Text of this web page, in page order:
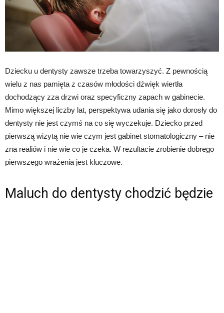
Dziecku u dentysty zawsze trzeba towarzyszyć. Z pewnością
wielu z nas pamięta z czasów młodości dźwięk wiertła
dochodzący zza drzwi oraz specyficzny zapach w gabinecie.
Mimo większej liczby lat, perspektywa udania się jako dorosły do
dentysty nie jest czymś na co się wyczekuje. Dziecko przed
pierwszą wizytą nie wie czym jest gabinet stomatologiczny – nie
zna realiów i nie wie co je czeka. W rezultacie zrobienie dobrego
pierwszego wrażenia jest kluczowe.
Maluch do dentysty chodzić będzie